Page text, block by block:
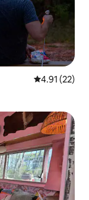
平均评分
4.91 (22)